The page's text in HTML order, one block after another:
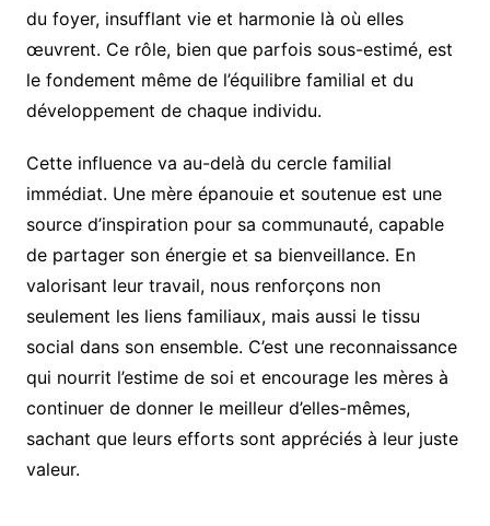
du foyer, insufflant vie et harmonie là où elles
œuvrent. Ce rôle, bien que parfois sous-estimé, est
le fondement même de l’équilibre familial et du
développement de chaque individu.
Cette influence va au-delà du cercle familial
immédiat. Une mère épanouie et soutenue est une
source d’inspiration pour sa communauté, capable
de partager son énergie et sa bienveillance. En
valorisant leur travail, nous renforçons non
seulement les liens familiaux, mais aussi le tissu
social dans son ensemble. C’est une reconnaissance
qui nourrit l’estime de soi et encourage les mères à
continuer de donner le meilleur d’elles-mêmes,
sachant que leurs efforts sont appréciés à leur juste
valeur.